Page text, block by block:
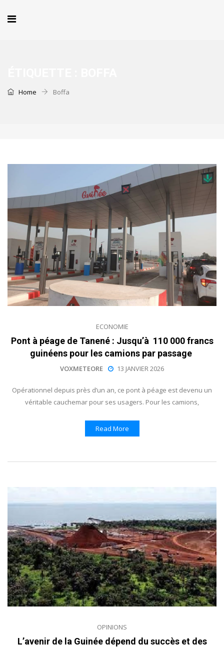
Home Boffa
ECONOMIE
Pont à péage de Tanené : Jusqu’à 110 000 francs
guinéens pour les camions par passage
VOXMETEORE 13 JANVIER 2026
Opérationnel depuis près d’un an, ce pont à péage est devenu un
véritable cauchemar pour ses usagers. Pour les camions,
Read More
OPINIONS
L’avenir de la Guinée dépend du succès et des